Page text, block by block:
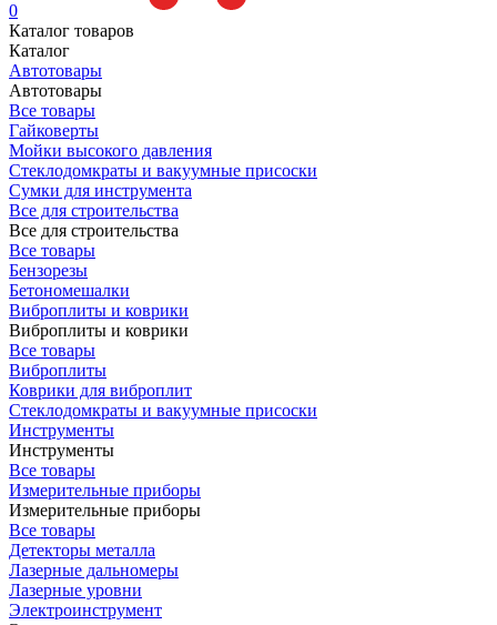
0
Каталог товаров
Каталог
Автотовары
Автотовары
Все товары
Гайковерты
Мойки высокого давления
Стеклодомкраты и вакуумные присоски
Сумки для инструмента
Все для строительства
Все для строительства
Все товары
Бензорезы
Бетономешалки
Виброплиты и коврики
Виброплиты и коврики
Все товары
Виброплиты
Коврики для виброплит
Стеклодомкраты и вакуумные присоски
Инструменты
Инструменты
Все товары
Измерительные приборы
Измерительные приборы
Все товары
Детекторы металла
Лазерные дальномеры
Лазерные уровни
Электроинструмент